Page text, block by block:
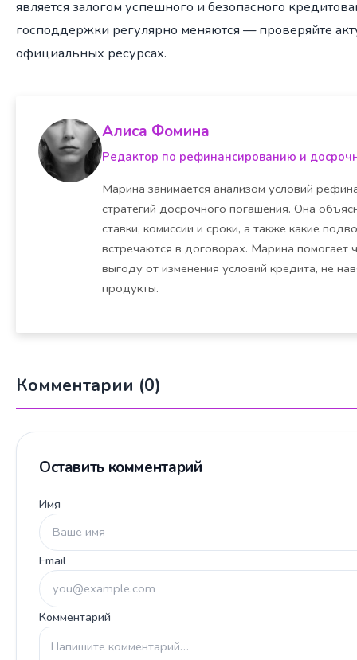
является залогом успешного и безопасного
господдержки регулярно меняются — проверяйте
официальных ресурсах.
Алиса Фомина
Редактор по рефинансированию и
Марина занимается анализом условий
стратегий досрочного погашения. Она
ставки, комиссии и сроки, а также какие
встречаются в договорах. Марина помогает
выгоду от изменения условий кредита, не
продукты.
Комментарии (0)
Оставить комментарий
Имя
Email
Комментарий